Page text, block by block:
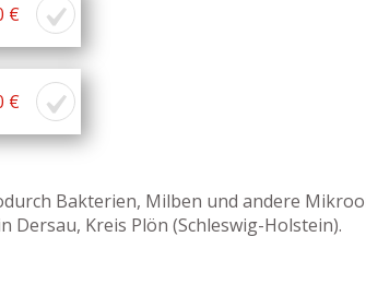
€
€
Bakterien, Milben und andere
Kreis Plön (Schleswig-Holstein).